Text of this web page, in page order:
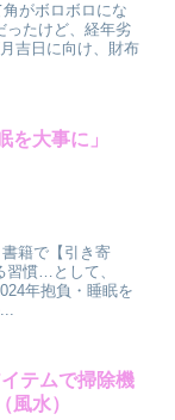
がボロボロにな
ったけど、経年劣
吉日に向け、財布
を大事に」
籍で【引き寄
習慣…として、
年抱負・睡眠を
テムで掃除機
風水）